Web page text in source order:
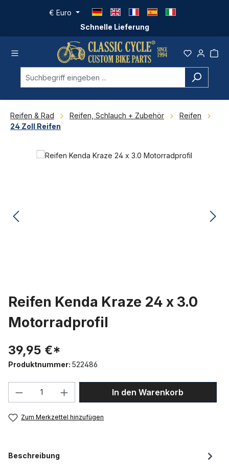
Zum Hauptinhalt springen
Schnelle Lieferung
€ Euro
Reifen & Rad Reifen, Schlauch + Zubehör
Reifen
24 Zoll Reifen
Bildergalerie überspringen
Reifen Kenda Kraze 24 x 3.0
Motorradprofil
39,95 €*
Produktnummer: 522486
Produkt Anzahl: Gib den gewünschten
In den Warenkorb
Zum Merkzettel hinzufügen
Beschreibung